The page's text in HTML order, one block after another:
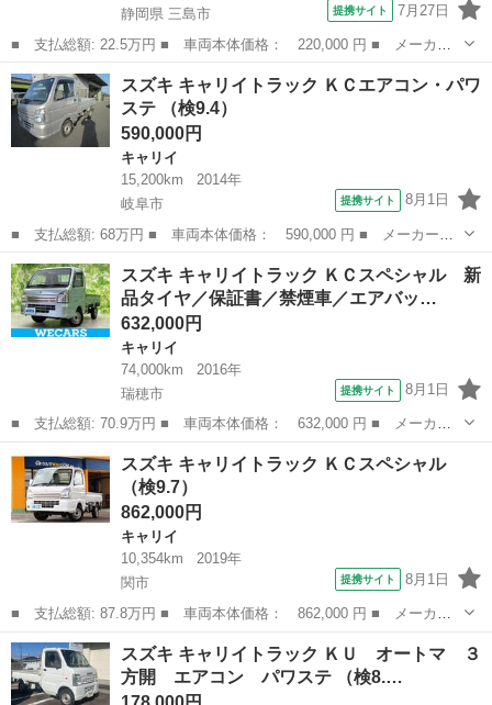
静岡県 三島市
提携サイト 7月27日
■ 支払総額: 22.5万円 ■ 車両本体価格： 220,000 円 ■ メーカー
名： スズキ ■ 車種名： キャリイトラック ■ グレード名： Ｋ
Ｃエアコン・パワステ ５速マニュアル ２ＷＤ ■ 排気量： 660cc
■...
静岡 三島市 キャリイ
スズキ キャリイトラック ＫＣエアコン・パワ
ステ （検9.4）
590,000円
キャリイ
15,200km
2014年
岐阜市
提携サイト 8月1日
■ 支払総額: 68万円 ■ 車両本体価格： 590,000 円 ■ メーカー
名： スズキ ■ 車種名： キャリイトラック ■ グレード名： Ｋ
Ｃエアコン・パワステ ■ 排気量： 660cc ■ ドア枚数： 2D ■ ミ
ッ...
岐阜 岐阜市 キャリイ
スズキ キャリイトラック ＫＣスペシャル 新
品タイヤ／保証書／禁煙車／エアバッ…
632,000円
キャリイ
74,000km
2016年
瑞穂市
提携サイト 8月1日
■ 支払総額: 70.9万円 ■ 車両本体価格： 632,000 円 ■ メーカー
名： スズキ ■ 車種名： キャリイトラック ■ グレード名： Ｋ
Ｃスペシャル 新品タイヤ／保証書／禁煙車／エアバッグ 運転席／
パワーウイン...
岐阜 瑞穂市 キャリイ
スズキ キャリイトラック ＫＣスペシャル
（検9.7）
862,000円
キャリイ
10,354km
2019年
関市
提携サイト 8月1日
■ 支払総額: 87.8万円 ■ 車両本体価格： 862,000 円 ■ メーカー
名： スズキ ■ 車種名： キャリイトラック ■ グレード名： Ｋ
Ｃスペシャル ■ 排気量： 660cc ■ ドア枚数： 2D ■ ミッショ...
岐阜 関市 キャリイ
スズキ キャリイトラック ＫＵ オートマ ３
方開 エアコン パワステ （検8.…